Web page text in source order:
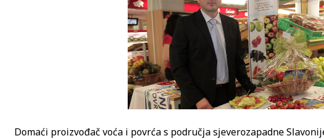
Domaći proizvođač voća i povrća s područja sjeverozapadne